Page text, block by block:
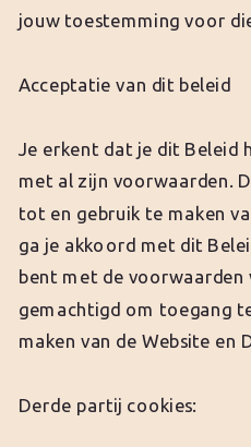
jouw toestemming voor
Acceptatie van dit beleid
Je erkent dat je dit Beleid
met al zijn voorwaarden.
tot en gebruik te maken
ga je akkoord met dit
bent met de voorwaarden
gemachtigd om toegang
maken van de Website en
Derde partij cookies: